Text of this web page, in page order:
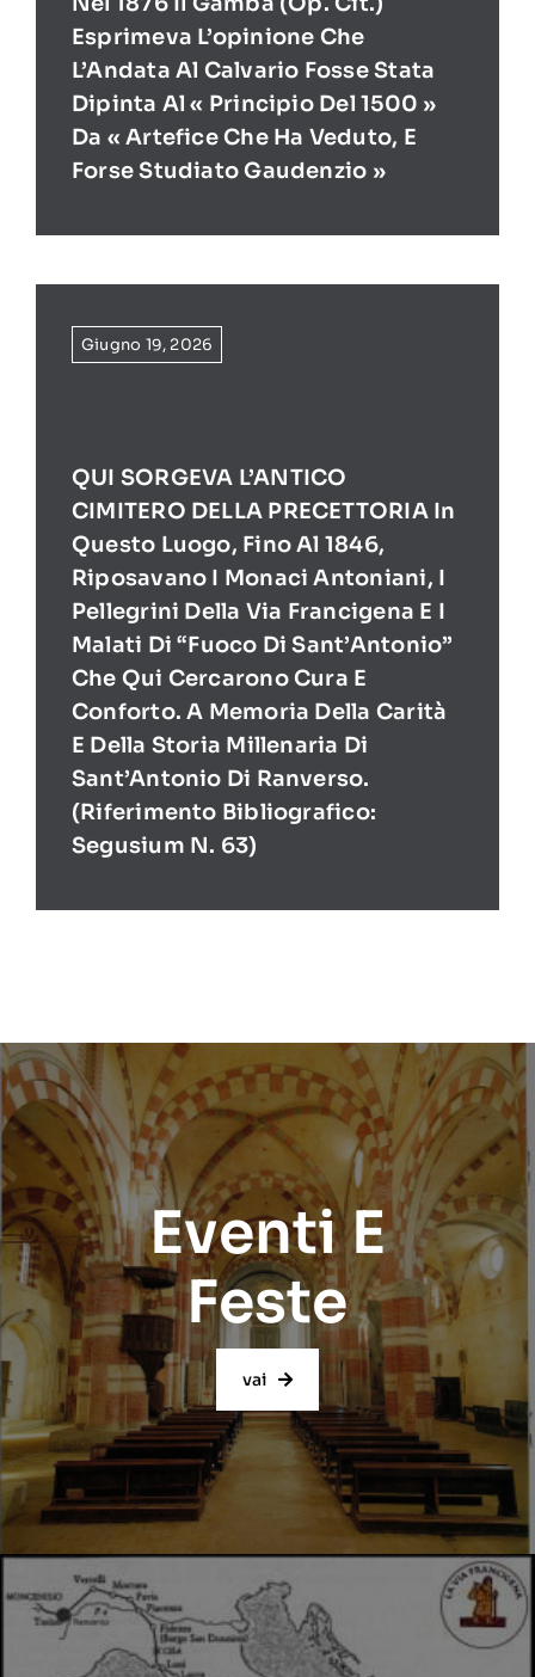
Esprimeva L’opinione Che
L’Andata Al Calvario Fosse Stata
Dipinta Al « Principio Del 1500 »
Da « Artefice Che Ha Veduto, E
Forse Studiato Gaudenzio »
Giugno 19, 2026
QUI SORGEVA L’ANTICO
CIMITERO DELLA PRECETTORIA In
Questo Luogo, Fino Al 1846,
Riposavano I Monaci Antoniani, I
Pellegrini Della Via Francigena E I
Malati Di “Fuoco Di Sant’Antonio”
Che Qui Cercarono Cura E
Conforto. A Memoria Della Carità
E Della Storia Millenaria Di
Sant’Antonio Di Ranverso.
(Riferimento Bibliografico:
Segusium N. 63)
Eventi E
Feste
vai